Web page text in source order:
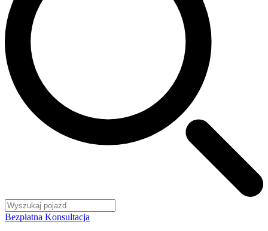
Bezpłatna Konsultacja